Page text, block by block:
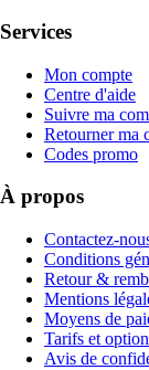
Services
Mon compte
Centre d'aide
Suivre ma
Retourner ma
Codes promo
À propos
Contactez-
Conditions
Retour &
Mentions
Moyens de
Tarifs et
Avis de